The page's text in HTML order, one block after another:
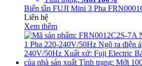
Biến tần FUJI Mini 3 Pha
Liên hệ
Xem thêm